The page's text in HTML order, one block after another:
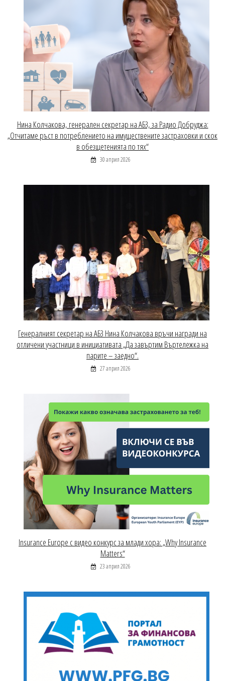
Нина Колчакова, генерален секретар на АБЗ, за Радио Добруджа:
„Отчитаме ръст в потреблението на имуществените застраховки и скок
в обезщетенията по тях“
30 април 2026
Генералният секретар на АБЗ Нина Колчакова връчи награди на
отличени участници в инициативата „Да завъртим Въртележка на
парите – заедно“.
27 април 2026
Insurance Europe с видео конкурс за млади хора: „Why Insurance
Matters“
23 април 2026